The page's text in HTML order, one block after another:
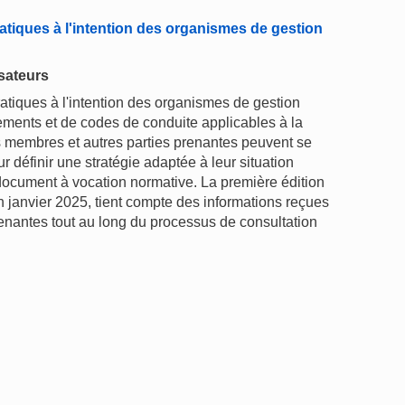
à l'intention des organismes de gestion
à l'intention des organismes de gestion
et de codes de conduite applicables à la
et autres parties prenantes peuvent se
définir une stratégie adaptée à leur situation
à vocation normative. La première édition
2025, tient compte des informations reçues
tout au long du processus de consultation